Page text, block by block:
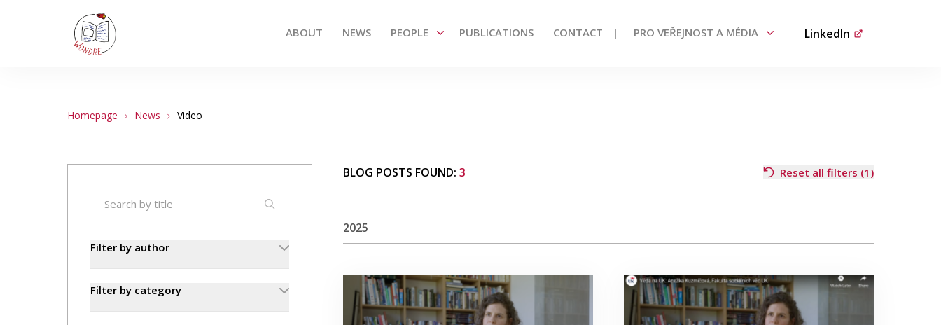
ABOUT NEWS PEOPLE PUBLICATIONS CONTACT PRO VEŘEJNOST A MÉDIA LinkedIn
Homepage News Video
BLOG POSTS FOUND: 3 Reset all filters (1)
2025
Filter by author
Filter by category